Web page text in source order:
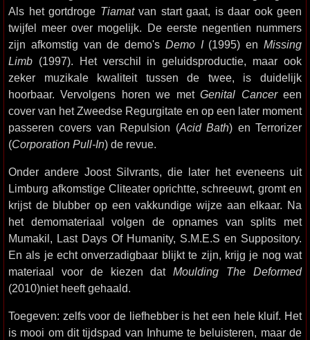
Als het gortdroge Tiamatvan start gaat, is daar ook geen
twijfel meer over mogelijk. De eerste negentien nummers
zijn afkomstig van de demo's Demo I(1995) enMissing
Limb (1997). Het verschil in geluidsproductie, maar ook
zeker muzikale kwaliteit tussen de twee, is duidelijk
hoorbaar. Vervolgens horen we metGenital Cancereen
cover van het Zweedse Regurgitate en op een later moment
passeren covers van Repulsion (Acid Bath) en Terrorizer
(Corporation Pull-In) de revue.
Onder andere Joost Silvrants, die later het eveneens uit
Limburg afkomstige Cliteater oprichtte, schreeuwt, gromt en
krijst de blubber op een vakkundige wijze aan elkaar. Na
het demomateriaal volgen de opnames van splits met
Mumakil, Last Days Of Humanity, S.M.E.S en Suppository.
En als je echt onverzadigbaar blijkt te zijn, krijg je nog wat
materiaal voor de kiezen datMoulding The Deformed
(2010)niet heeft gehaald.
Toegeven: zelfs voor de liefhebber is het een hele kluif. Het
is mooi om dit tijdspad van Inhume te beluisteren, maar de